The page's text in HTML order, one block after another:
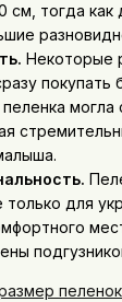
см, тогда как
Некоторые
покупать
могла
только для